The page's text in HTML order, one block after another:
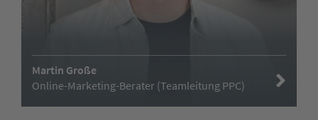
Martin Große
Online-Marketing-Berater (Teamleitung PPC)